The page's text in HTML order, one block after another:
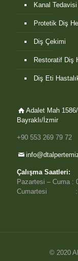
Kanal Tedavisi
Protetik Diş
Diş Çekimi
Restoratif Diş
Diş Eti
Adalet Mah
Bayraklı/İzmir
+90 553 269 79 72
Çalışma Saatleri:
Pazartesi – Cuma :
Cumartesi :
© 2020